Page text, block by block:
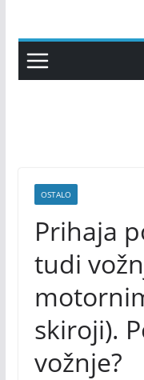
content
OSTALO
Prihaja
tudi
skiroji).
vožnje?